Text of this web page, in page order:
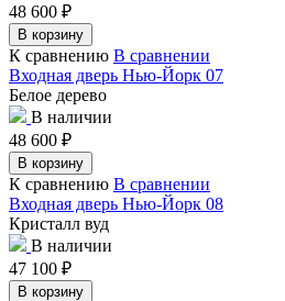
48 600 ₽
В корзину
К сравнению В сравнении
Входная дверь Нью-Йорк 07
Белое дерево
В наличии
48 600 ₽
В корзину
К сравнению В сравнении
Входная дверь Нью-Йорк 08
Кристалл вуд
В наличии
47 100 ₽
В корзину